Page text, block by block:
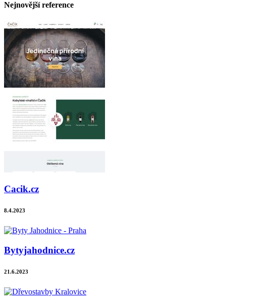
Nejnovější reference
Cacik.cz
8.4.2023
Bytyjahodnice.cz
21.6.2023